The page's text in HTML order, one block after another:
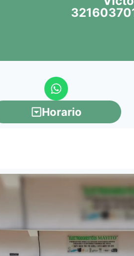
Horario